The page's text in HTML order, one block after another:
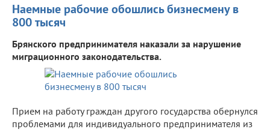
Наемные рабочие обошлись бизнесмену в
800 тысяч
Брянского предпринимателя наказали за нарушение
миграционного законодательства.
Прием на работу граждан другого государства обернулся
проблемами для индивидуального предпринимателя из